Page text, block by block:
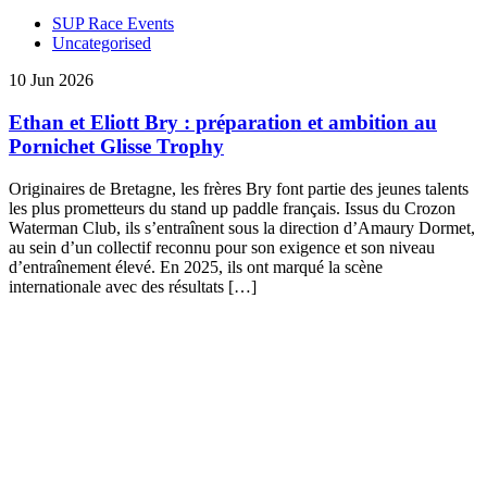
SUP Race Events
Uncategorised
10 Jun 2026
Ethan et Eliott Bry : préparation et ambition au
Pornichet Glisse Trophy
Originaires de Bretagne, les frères Bry font partie des jeunes talents
les plus prometteurs du stand up paddle français. Issus du Crozon
Waterman Club, ils s’entraînent sous la direction d’Amaury Dormet,
au sein d’un collectif reconnu pour son exigence et son niveau
d’entraînement élevé. En 2025, ils ont marqué la scène
internationale avec des résultats […]